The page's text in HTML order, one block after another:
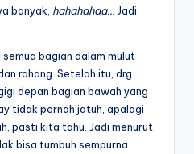
banyak, hahahahaa… Jadi
bagian dalam mulut
rahang. Setelah itu, drg
depan bagian bawah yang
tidak pernah jatuh, apalagi
pasti kita tahu. Jadi menurut
bisa tumbuh sempurna